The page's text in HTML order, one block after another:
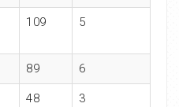
109 5
89 6
48 3